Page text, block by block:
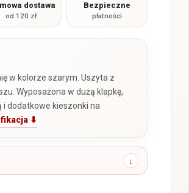
dostawa
od 120 zł
Bezpieczne
płatności
w kolorze szarym. Uszyta z
Wyposażona w dużą klapkę,
i dodatkowe kieszonki na
⬇